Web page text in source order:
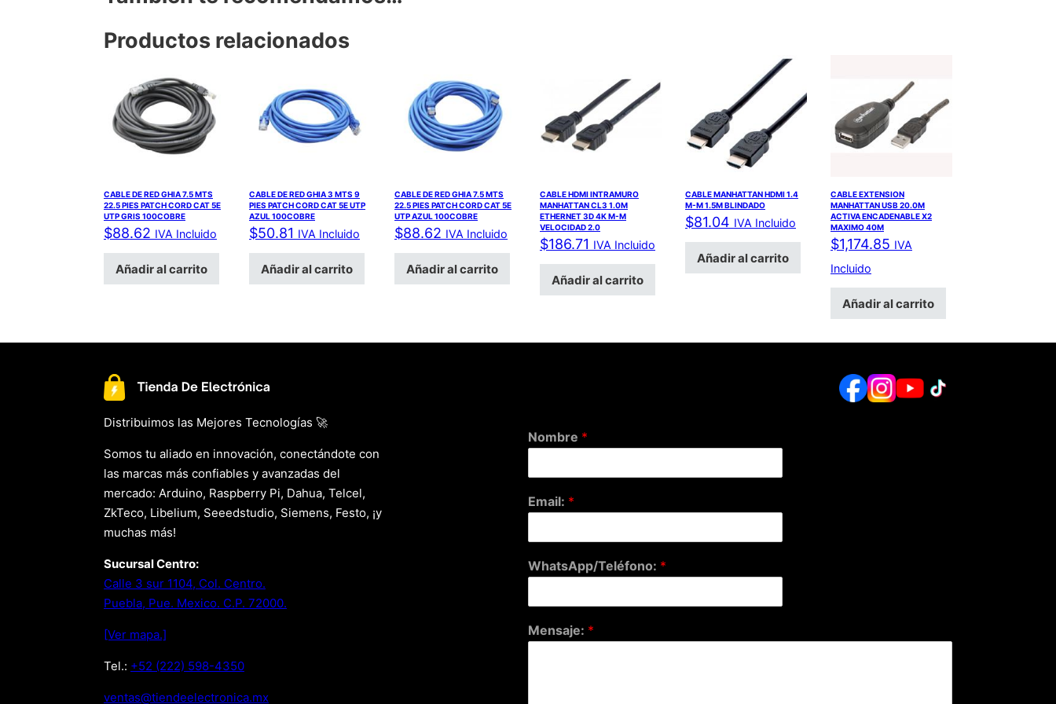
Productos relacionados
CABLE DE RED GHIA 7.5 MTS
22.5 PIES PATCH CORD CAT 5E
UTP GRIS 100COBRE
$88.62 IVA Incluido
Añadir al carrito
CABLE DE RED GHIA 3 MTS 9
PIES PATCH CORD CAT 5E UTP
AZUL 100COBRE
$50.81 IVA Incluido
Añadir al carrito
CABLE DE RED GHIA 7.5 MTS
22.5 PIES PATCH CORD CAT 5E
UTP AZUL 100COBRE
$88.62 IVA Incluido
Añadir al carrito
CABLE HDMI INTRAMURO
MANHATTAN CL3 1.0M
ETHERNET 3D 4K M-M
VELOCIDAD 2.0
$186.71 IVA Incluido
Añadir al carrito
CABLE MANHATTAN HDMI 1.4
M-M 1.5M BLINDADO
$81.04 IVA Incluido
Añadir al carrito
CABLE EXTENSION
MANHATTAN USB 20.0M
ACTIVA ENCADENABLE X2
MAXIMO 40M
$1,174.85 IVA
Incluido
Añadir al carrito
Distribuimos las Mejores Tecnologías 🚀
Somos tu aliado en innovación, conectándote con
las marcas más confiables y avanzadas del
mercado: Arduino, Raspberry Pi, Dahua, Telcel,
ZkTeco, Libelium, Seeedstudio, Siemens, Festo, ¡y
muchas más!
Sucursal Centro:
Calle 3 sur 1104, Col. Centro.
Puebla, Pue. Mexico. C.P. 72000.
[Ver mapa.]
Tel.: +52 (222) 598-4350
xm.acinortceleedneit@satnev
Nombre *
Email: *
WhatsApp/Teléfono: *
Mensaje: *